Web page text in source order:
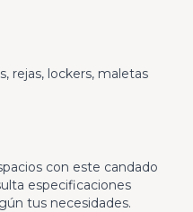
rejas, lockers, maletas
con este candado
especificaciones
tus necesidades.